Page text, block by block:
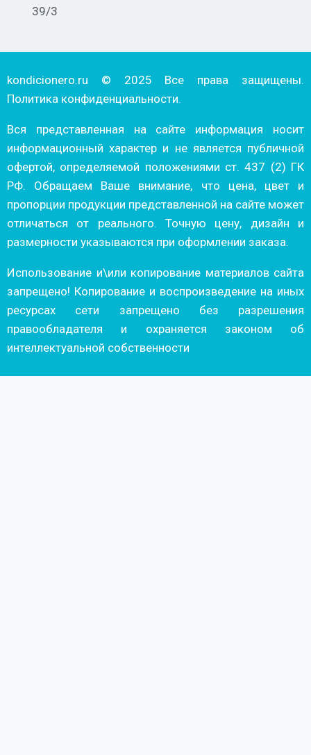
39/3
kondicionero.ru © 2025 Все права защищены.
Политика конфиденциальности.
Вся представленная на сайте информация носит
информационный характер и не является публичной
офертой, определяемой положениями ст. 437 (2) ГК
РФ. Обращаем Ваше внимание, что цена, цвет и
пропорции продукции представленной на сайте может
отличаться от реального. Точную цену, дизайн и
размерности указываются при оформлении заказа.
Использование и\или копирование материалов сайта
запрещено! Копирование и воспроизведение на иных
ресурсах сети запрещено без разрешения
правообладателя и охраняется законом об
интеллектуальной собственности